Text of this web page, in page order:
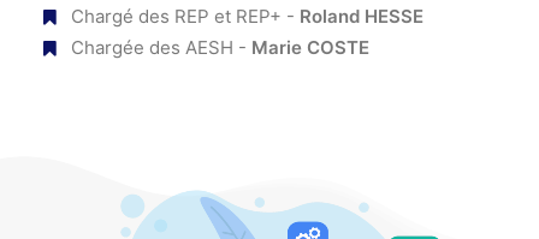
Chargé des REP et REP+ - Roland HESSE
Chargée des AESH - Marie COSTE